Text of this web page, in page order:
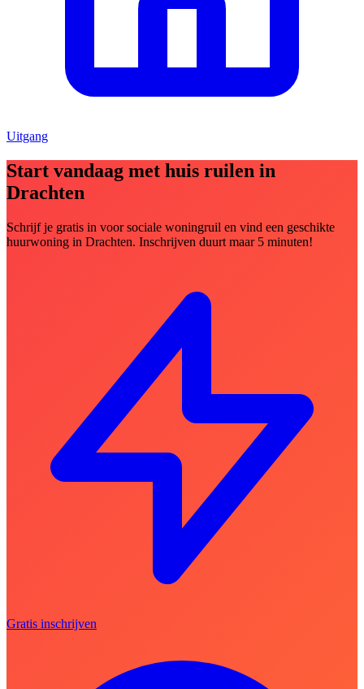
Uitgang
Start vandaag met huis ruilen in
Drachten
Schrijf je gratis in voor sociale woningruil en vind een geschikte
huurwoning in Drachten. Inschrijven duurt maar 5 minuten!
Gratis inschrijven